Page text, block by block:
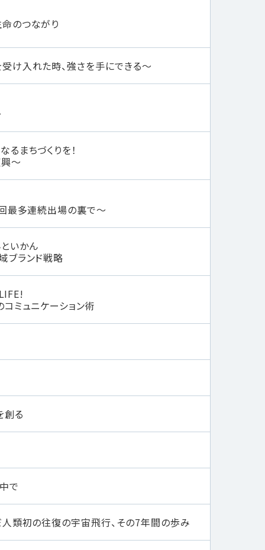
のつながり
け入れた時、強さを手にできる～
まちづくりを！
〜
最多連続出場の裏で〜
いかん
ブランド戦略
ミュニケーション術
創る
で
人類初の往復の宇宙飛行、その7年間の歩み